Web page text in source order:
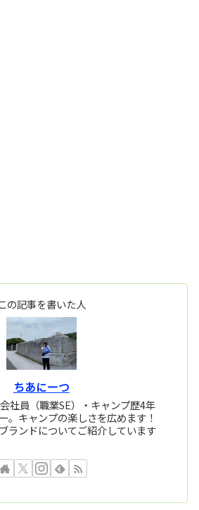
の記事を書いた人
ちあにーつ
社員（職業SE）・キャンプ歴4年
。キャンプの楽しさを広めます！
ランドについてご紹介しています